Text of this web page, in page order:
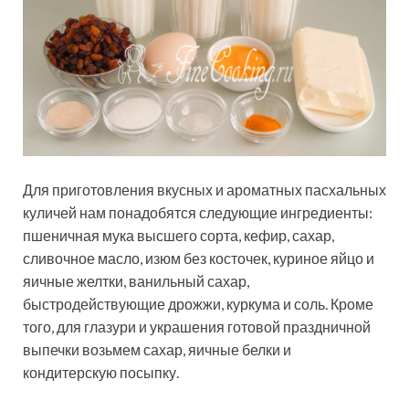
Для приготовления вкусных и ароматных пасхальных
куличей нам понадобятся следующие ингредиенты:
пшеничная мука высшего сорта, кефир, сахар,
сливочное масло, изюм без косточек, куриное яйцо и
яичные желтки, ванильный сахар,
быстродействующие дрожжи, куркума и соль. Кроме
того, для глазури и украшения готовой праздничной
выпечки возьмем сахар, яичные белки и
кондитерскую посыпку.